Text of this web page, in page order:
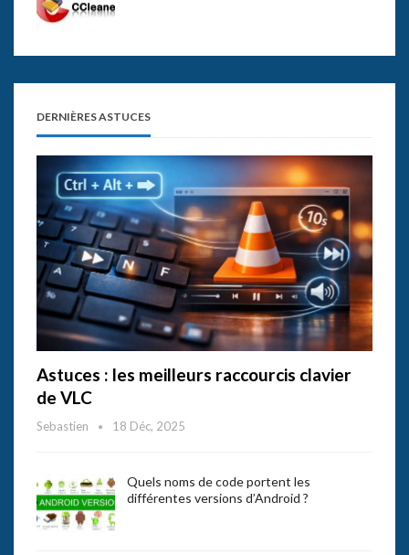
DERNIÈRES ASTUCES
Astuces : les meilleurs raccourcis clavier
de VLC
Sebastien 18 Déc, 2025
Quels noms de code portent les
différentes versions d’Android ?